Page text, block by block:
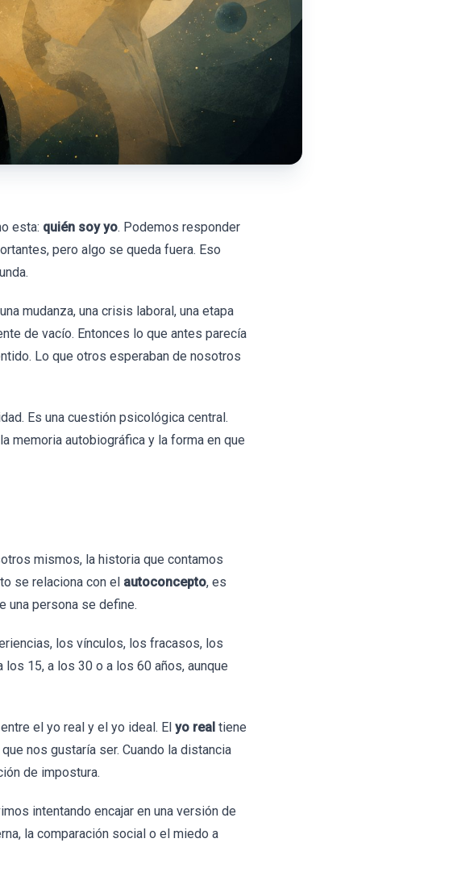
esta: quién soy yo. Podemos responder
pero algo se queda fuera. Eso
mudanza, una crisis laboral, una etapa
de vacío. Entonces lo que antes parecía
Lo que otros esperaban de nosotros
Es una cuestión psicológica central.
memoria autobiográfica y la forma en que
mismos, la historia que contamos
se relaciona con el autoconcepto, es
una persona se define.
los vínculos, los fracasos, los
15, a los 30 o a los 60 años, aunque
el yo real y el yo ideal. El yo real tiene
nos gustaría ser. Cuando la distancia
de impostura.
intentando encajar en una versión de
la comparación social o el miedo a